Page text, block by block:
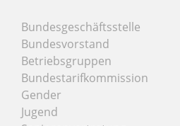
Bundesgeschäftsstelle
Bundesvorstand
Betriebsgruppen
Bundestarifkommission
Gender
Jugend